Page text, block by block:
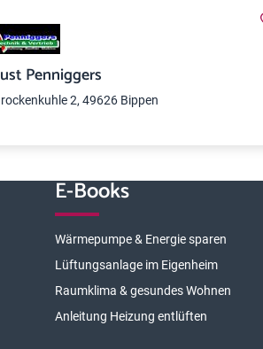
Penniggers
2, 49626 Bippen
E-Books
Wärmepumpe & Energie sparen
Lüftungsanlage im Eigenheim
Raumklima & gesundes Wohnen
Anleitung Heizung entlüften